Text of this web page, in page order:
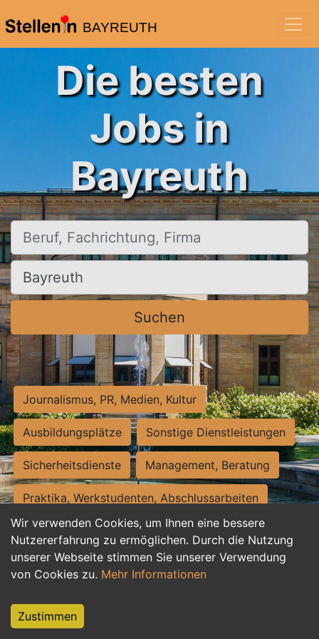
BAYREUTH
Wir verwenden Cookies, um Ihnen eine bessere
Nutzererfahrung zu ermöglichen. Durch die Nutzung
unserer Webseite stimmen Sie unserer Verwendung
von Cookies zu. Mehr Informationen
Zustimmen
Die besten
Jobs in
Bayreuth
Beruf, Fachrichtung, Firma
Ort, Stadt
Suchen
Journalismus, PR, Medien, Kultur
Ausbildungsplätze Sonstige Dienstleistungen
Sicherheitsdienste Management, Beratung
Praktika, Werkstudenten, Abschlussarbeiten
Personalwesen Assistenz, Sekretariat
Hilfskräfte, Aushilfs- und Nebenjobs
Weiterbildung, Studium, duale Ausbildung